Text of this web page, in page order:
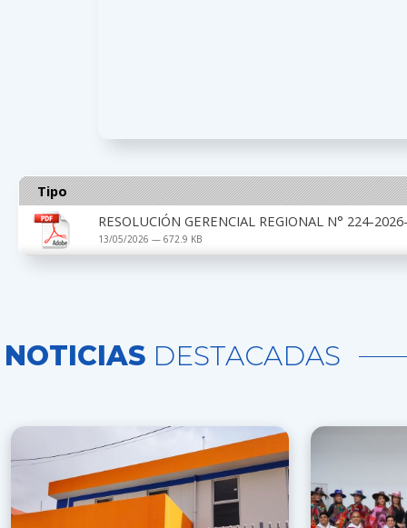
Tipo
RESOLUCIÓN GERENCIAL REGIONAL N° 224-
13/05/2026 — 672.9 KB
NOTICIAS DESTACADAS